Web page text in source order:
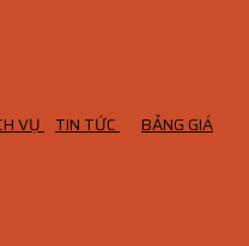
VỤ TIN TỨC
BẢNG GIÁ